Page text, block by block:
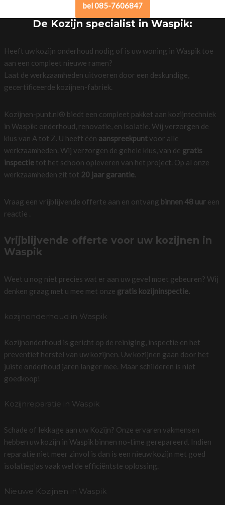
bel 085-7606847
De Kozijn specialist in Waspik:
Heeft uw kozijn onderhoud nodig of is uw woning in Waspik toe
aan een compleet nieuwe ramen?
Laat de werkzaamheden uitvoeren door een deskundige,
gecertificeerde kozijnen-fabriek.
Kozijnen-punt.nl® biedt een compleet pakket aan kozijntechniek
in Waspik: onderhoud, renovatie, en isolatie. Wij verzorgen de
klus van A tot Z. U heeft één aanspreekpuntvoor alle
werkzaamheden. Wij verzorgen de gehele klus, van de gratis
inspectietot het schoon opleveren van het project. Op al onze
werkzaamheden zit tot 20 jaar garantie.
Vraag een vrijblijvende offerte aan en ontvang binnen 48 uureen
reactie .
Vrijblijvende offerte voor uw kozijnen in
Waspik
Weet u nog niet precies wat er aan uw gevel moet gebeuren? Wij
denken graag met u mee met onze gratis kozijninspectie.
kozijnonderhoud in Waspik
Kozijnonderhoud is gericht op de reiniging, inspectie en het
preventief herstel van uw kozijnen. Uw kozijnen gaan door het
juiste onderhoud jaren langer mee. Maar schilderen is niet
goedkoop!
Kozijnreparatie in Waspik
Schade of lekkage aan uw Kozijn? Onze ervaren vakmensen
hebben uw kozijn in Waspik binnen no-time gerepareerd. Indien
reparatie niet meer zinvol is dan is een nieuw kozijn met goed
isolatieglas vaak wel de efficiëntste oplossing.
Nieuwe Kozijnen in Waspik